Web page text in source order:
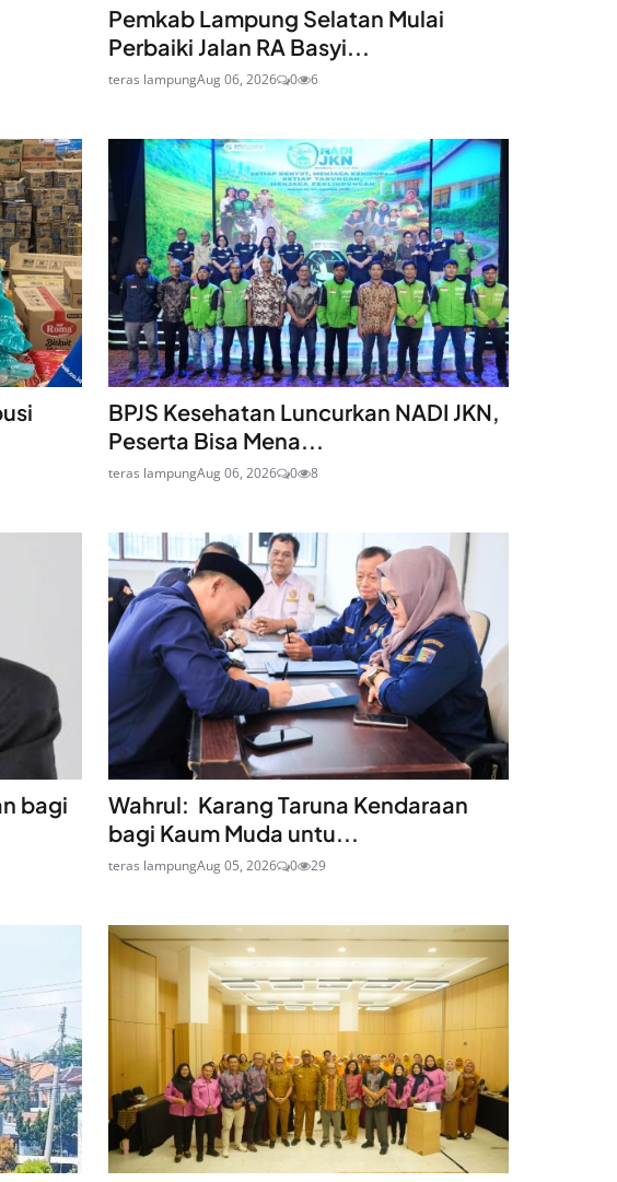
Pemkab Lampung Selatan Mulai
Perbaiki Jalan RA Basyi...
teras lampungAug 06, 2026 0 6
BPJS Kesehatan Luncurkan NADI JKN,
Peserta Bisa Mena...
teras lampungAug 06, 2026 0 8
bagi
Wahrul: Karang Taruna Kendaraan
bagi Kaum Muda untu...
teras lampungAug 05, 2026 0 29